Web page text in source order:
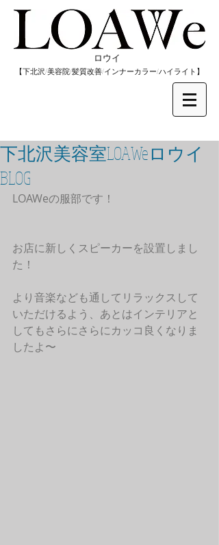
​ロウイ
​【下北沢/美容院/髪質改善/インナーカラー/​ハイライト】
下北沢美容室LOAWeロウイ
BLOG
LOAWeの服部です！
お店に新しくスピーカーを設置しまし
た！
より音楽なども通してリラックスして
いただけるよう、あとはインテリアと
してもさらにさらにカッコ良くなりま
したよ〜